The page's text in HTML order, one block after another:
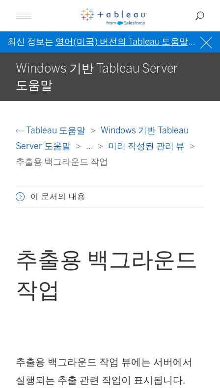
최신 정보는 영어(미국) 버전의 Tableau 도움말을 참조
Windows 기반 Tableau Server
도움말
Tableau 도움말
Windows 기반 Tableau
Server 도움말
...
미리 작성된 관리 뷰
추출용 백그라운드 작업
이 문서의 내용
추출용 백그라운드
작업
추출용 백그라운드 작업 뷰에는 서버에서
실행되는 추출 관련 작업이 표시됩니다.